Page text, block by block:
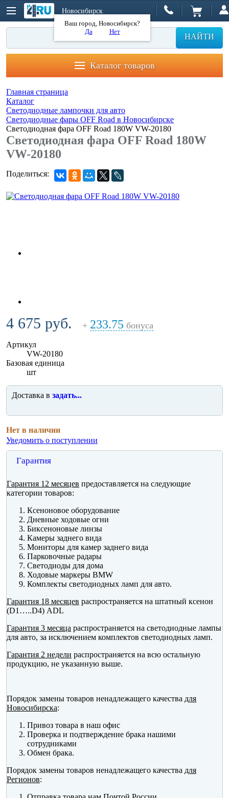
Новосибирск
Ваш город, Новосибирск?
Да
Нет
НАЙТИ
Каталог товаров
Главная страница
Каталог
Светодиодные лампочки для авто
Светодиодные фары OFF Road в Новосибирске
Светодиодная фара OFF Road 180W VW-20180
Светодиодная фара OFF Road 180W
VW-20180
Поделиться:
4 675 руб. + 233.75 бонуса
Артикул
VW-20180
Базовая единица
шт
Доставка в задать...
Нет в наличии
Уведомить о поступлении
Гарантия
Гарантия 12 месяцев предоставляется на следующие
категории товаров:
Ксеноновое оборудование
Дневные ходовые огни
Биксеноновые линзы
Камеры заднего вида
Мониторы для камер заднего вида
Парковочные радары
Светодиоды для дома
Ходовые маркеры BMW
Комплекты светодиодных ламп для авто.
Гарантия 18 месяцев распространяется на штатный ксенон
(D1…..D4) ADL
Гарантия 3 месяца распространяется на светодиодные лампы
для авто, за исключением комплектов светодиодных ламп.
Гарантия 2 недели распространяется на всю остальную
продукцию, не указанную выше.
Порядок замены товаров ненадлежащего качества для
Новосибирска:
Привоз товара в наш офис
Проверка и подтверждение брака нашими
сотрудниками
Обмен брака.
Порядок замены товаров ненадлежащего качества для
Регионов: